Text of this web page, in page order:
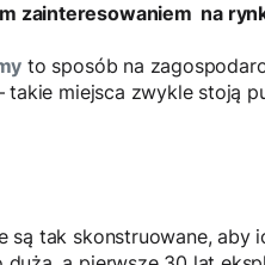
zainteresowaniem na
to sposób na
miejsca zwykle stoją
tak skonstruowane, aby